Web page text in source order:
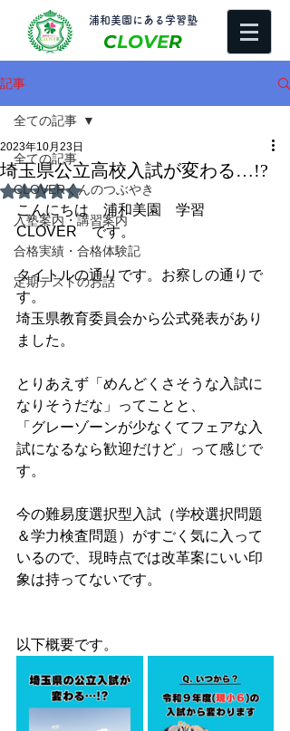
​浦和美園にある学習塾
CLOVER
記事
全ての記事
CLOVERくんのつぶやき
入塾案内・講習案内
合格実績・合格体験記
定期テストのお話
全ての記事
埼玉県公立高校入試が変わる…!?
2023年10月23日
5つ星のうちNaNと評価されています。
こんにちは　浦和美園　学習
CLOVER　です。
タイトルの通りです。お察しの通りで
す。
埼玉県教育委員会から公式発表があり
ました。
とりあえず「めんどくさそうな入試に
なりそうだな」ってことと、
「グレーゾーンが少なくてフェアな入
試になるなら歓迎だけど」って感じで
す。
今の難易度選択型入試（学校選択問題
＆学力検査問題）がすごく気に入って
いるので、現時点では改革案にいい印
象は持ってないです。
以下概要です。